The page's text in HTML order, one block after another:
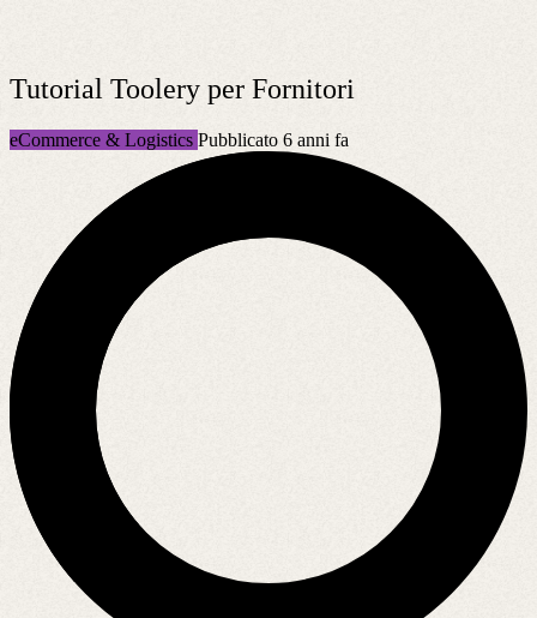
Tutorial Toolery per Fornitori
eCommerce & Logistics Pubblicato 6 anni fa